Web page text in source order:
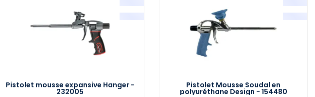
Pistolet mousse expansive Hanger -
232005
Pistolet Mousse Soudal en
polyuréthane Design - 154480